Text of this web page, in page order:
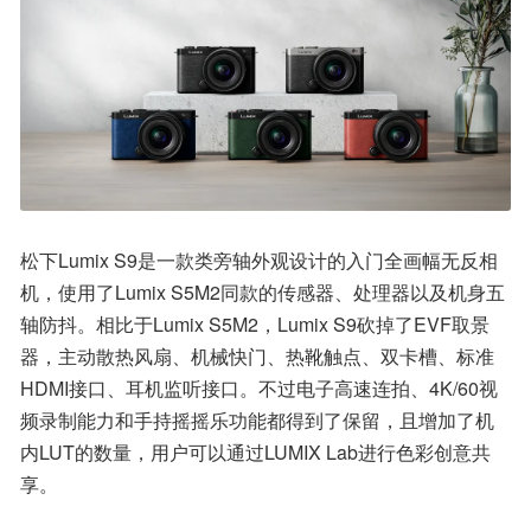
松下Lumix S9是一款类旁轴外观设计的入门全画幅无反相
机，使用了Lumix S5M2同款的传感器、处理器以及机身五
轴防抖。相比于Lumix S5M2，Lumix S9砍掉了EVF取景
器，主动散热风扇、机械快门、热靴触点、双卡槽、标准
HDMI接口、耳机监听接口。不过电子高速连拍、4K/60视
频录制能力和手持摇摇乐功能都得到了保留，且增加了机
内LUT的数量，用户可以通过LUMIX Lab进行色彩创意共
享。